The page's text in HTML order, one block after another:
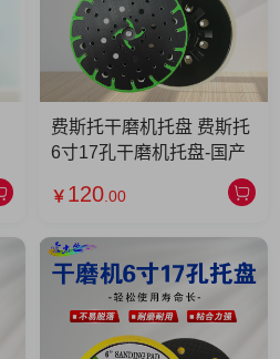
费斯托干磨机托盘 费斯托
6寸17孔干磨机托盘-国产
￥ 120 .00